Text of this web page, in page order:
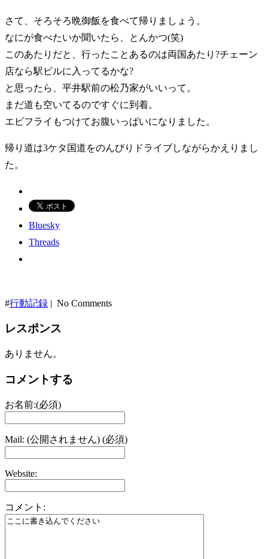
さて、そろそろ晩御飯を食べて帰りましょう。
なにが食べたいか聞いたら、とんかつ(笑)
このあたりだと、行ったことあるのは両国あたり?チェーン
店なら駅ビルに入ってるかな?
と思ったら、平井駅前の松乃家がいいって。
まだ道も空いてるのですぐに到着。
エビフライもつけてお腹いっぱいになりました。
帰り道は3ケタ国道をのんびりドライブしながらかえりまし
た。
Bluesky
Threads
#行動記録 | No Comments
レスポンス
ありません。
コメントする
お名前:(必須)
Mail: (公開されません) (必須)
Website:
コメント: